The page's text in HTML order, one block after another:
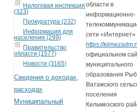
Налоговая инспекция
(323)
Прокуратура (232)
Информация для
населения (299)
Правительство
области (1577)
Новости (3165)
Сведения о доходах,
расходах
Муниципальный
области в
информационно-
сети «Интернет»
https://
официальном
муниципального
образования
Ватажского
поселения
Кильмезского